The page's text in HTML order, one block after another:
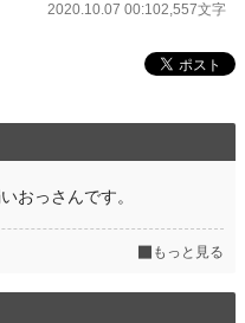
2020.10.07 00:102,557文字
おっさんです。
もっと見る